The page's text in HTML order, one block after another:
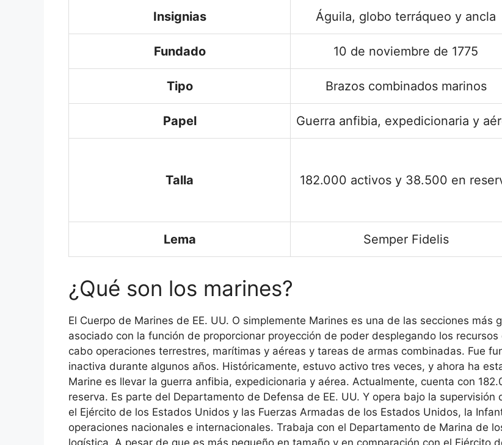
Insignias Águila, globo terráqueo y ancla
Fundado 10 de noviembre de 1775
Tipo Brazos combinados marinos
Papel Guerra anfibia, expedicionaria y
Talla 182.000 activos y 38.500 en
Lema Semper Fidelis
¿Qué son los marines?
El Cuerpo de Marines de EE. UU. O simplemente Marines es una de las secciones más
asociado con la función de proporcionar proyección de poder desplegando los
cabo operaciones terrestres, marítimas y aéreas y tareas de armas combinadas. Fue
inactiva durante algunos años. Históricamente, estuvo activo tres veces, y ahora ha
Marine es llevar la guerra anfibia, expedicionaria y aérea. Actualmente, cuenta con
reserva. Es parte del Departamento de Defensa de EE. UU. Y opera bajo la
el Ejército de los Estados Unidos y las Fuerzas Armadas de los Estados Unidos, la
operaciones nacionales e internacionales. Trabaja con el Departamento de Marina de
logística. A pesar de que es más pequeño en tamaño y en comparación con el Ejército